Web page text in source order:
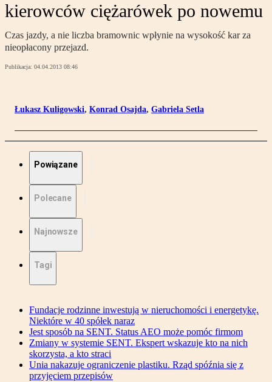
kierowców ciężarówek po nowemu
Czas jazdy, a nie liczba bramownic wpłynie na wysokość kar za
nieopłacony przejazd.
Publikacja: 04.04.2013 08:46
Łukasz Kuligowski, Konrad Osajda, Gabriela Setla
Powiązane
Polecane
Najnowsze
Tagi
Fundacje rodzinne inwestują w nieruchomości i energetykę.
Niektóre w 40 spółek naraz
Jest sposób na SENT. Status AEO może pomóc firmom
Zmiany w systemie SENT. Ekspert wskazuje kto na nich
skorzysta, a kto straci
Unia nakazuje ograniczenie plastiku. Rząd spóźnia się z
przyjęciem przepisów